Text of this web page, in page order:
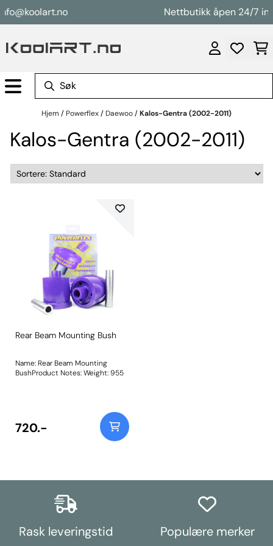
Hopp til innhold Nettbutikk åpen 24/7
Hjem / Powerflex/ Daewoo/Kalos-Gentra (2002-2011)
Kalos-Gentra (2002-2011)
Rear Beam Mounting Bush
Name: Rear Beam Mounting
BushProduct Notes: Weight: 955
720.-
Rask leveringstid Populære merker